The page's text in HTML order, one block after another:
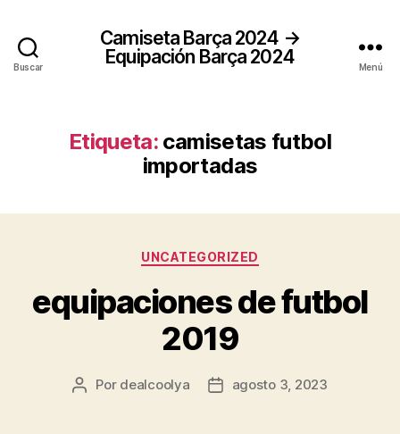
Buscar
Camiseta Barça 2024 →
Equipación Barça 2024
Menú
Etiqueta: camisetas futbol
importadas
Categorías
UNCATEGORIZED
equipaciones de futbol
2019
Autor
Por dealcoolya
Fechaagosto 3, 2023